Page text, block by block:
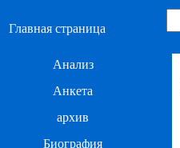
Главная страница
Анализ
Анкета
архив
Биография